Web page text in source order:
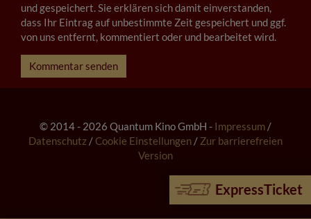
ExpressTicket
und gespeichert. Sie erklären sich damit einverstanden,
dass Ihr Eintrag auf unbestimmte Zeit gespeichert und ggf.
von uns entfernt, kommentiert oder und bearbeitet wird.
Kommentar senden
© 2014 - 2026 Quantum Kino GmbH - Impressum /
Datenschutz / Cookie Einstellungen / Zur barrierefreien
Version